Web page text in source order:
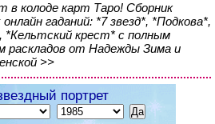
в колоде карт Таро! Сборник
гаданий: *7 звезд*, *Подкова*,
*Кельтский крест* с полным
раскладов от Надежды Зима и
>>
портрет